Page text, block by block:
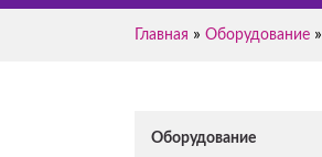
Главная » Оборудование »
Оборудование